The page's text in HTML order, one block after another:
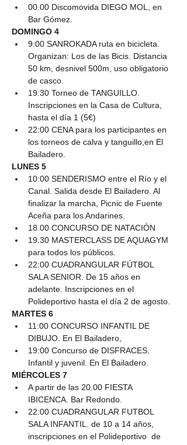
00.00 Discomovida DIEGO MOL, en
Bar Gómez.
DOMINGO 4
9:00 SANROKADA ruta en bicicleta.
Organizan: Los de las Bicis. Distancia
50 km, desnivel 500m, uso obligatorio
de casco.
19:30 Torneo de TANGUILLO.
Inscripciones en la Casa de Cultura,
hasta el día 1 (5€)
22:00 CENA para los participantes en
los torneos de calva y tanguillo,en El
Bailadero.
LUNES 5
10:00 SENDERISMO entre el Río y el
Canal. Salida desde El Bailadero. Al
finalizar la marcha, Picnic de Fuente
Aceña para los Andarines.
18.00 CONCURSO DE NATACIÓN
19.30 MASTERCLASS DE AQUAGYM
para todos los públicos.
22:00 CUADRANGULAR FÚTBOL
SALA SENIOR. De 15 años en
adelante. Inscripciones en el
Polideportivo hasta el día 2 de agosto.
MARTES 6
11:00 CONCURSO INFANTIL DE
DIBUJO. En El Bailadero,
19:00 Concurso de DISFRACES.
Infantil y juvenil. En El Bailadero.
MIÉRCOLES 7
A partir de las 20.00 FIESTA
IBICENCA. Bar Redondo.
22:00 CUADRANGULAR FUTBOL
SALA INFANTIL. de 10 a 14 años,
inscripciones en el Polideportivo  de